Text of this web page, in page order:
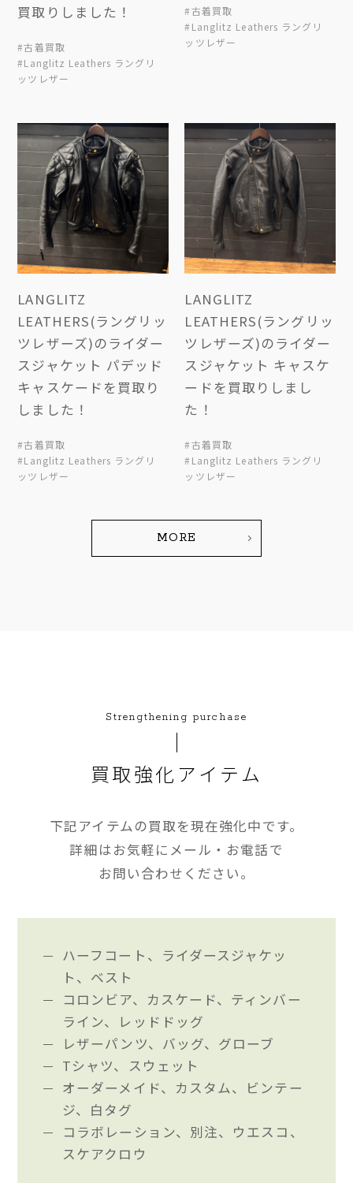
買取りしました！
#古着買取
#Langlitz Leathers ラングリ
ッツレザー
#古着買取
#Langlitz Leathers ラングリ
ッツレザー
LANGLITZ
LEATHERS(ラングリッ
ツレザーズ)のライダー
スジャケット パデッド
キャスケードを買取り
しました！
#古着買取
#Langlitz Leathers ラングリ
ッツレザー
LANGLITZ
LEATHERS(ラングリッ
ツレザーズ)のライダー
スジャケット キャスケ
ードを買取りしまし
た！
#古着買取
#Langlitz Leathers ラングリ
ッツレザー
MORE
Strengthening purchase
買取強化アイテム
下記アイテムの買取を現在強化中です。
詳細はお気軽にメール・お電話で
お問い合わせください。
ハーフコート、ライダースジャケッ
ト、ベスト
コロンビア、カスケード、ティンバー
ライン、レッドドッグ
レザーパンツ、バッグ、グローブ
Tシャツ、スウェット
オーダーメイド、カスタム、ビンテー
ジ、白タグ
コラボレーション、別注、ウエスコ、
スケアクロウ